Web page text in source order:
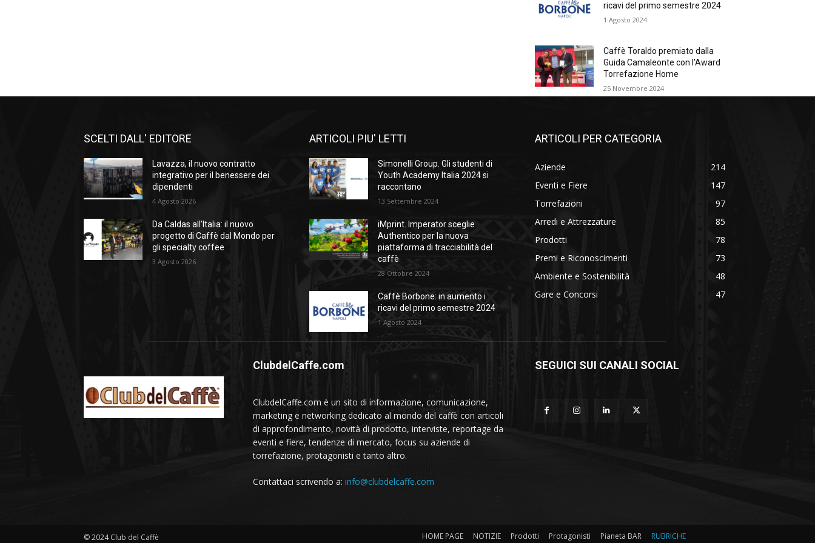
ricavi del primo semestre 2024
1 Agosto 2024
Caffè Toraldo premiato dalla
Guida Camaleonte con l’Award
Torrefazione Home
25 Novembre 2024
SCELTI DALL' EDITORE
Lavazza, il nuovo contratto
integrativo per il benessere dei
dipendenti
4 Agosto 2026
Da Caldas all’Italia: il nuovo
progetto di Caffè dal Mondo per
gli specialty coffee
3 Agosto 2026
ARTICOLI PIU' LETTI
Simonelli Group. Gli studenti di
Youth Academy Italia 2024 si
raccontano
13 Settembre 2024
iMprint. Imperator sceglie
Authentico per la nuova
piattaforma di tracciabilità del
caffè
28 Ottobre 2024
Caffè Borbone: in aumento i
ricavi del primo semestre 2024
1 Agosto 2024
ARTICOLI PER CATEGORIA
Aziende
214
Eventi e Fiere
147
Torrefazioni
97
Arredi e Attrezzature
85
Prodotti
78
Premi e Riconoscimenti
73
Ambiente e Sostenibilità
48
Gare e Concorsi
47
ClubdelCaffe.com
ClubdelCaffe.com è un sito di informazione, comunicazione,
marketing e networking dedicato al mondo del caffè con articoli
di approfondimento, novità di prodotto, interviste, reportage da
eventi e fiere, tendenze di mercato, focus su aziende di
torrefazione, protagonisti e tanto altro.
Contattaci scrivendo a: info@clubdelcaffe.com
SEGUICI SUI CANALI SOCIAL
© 2024 Club del Caffè HOME PAGE NOTIZIE Prodotti Protagonisti Pianeta BAR RUBRICHE